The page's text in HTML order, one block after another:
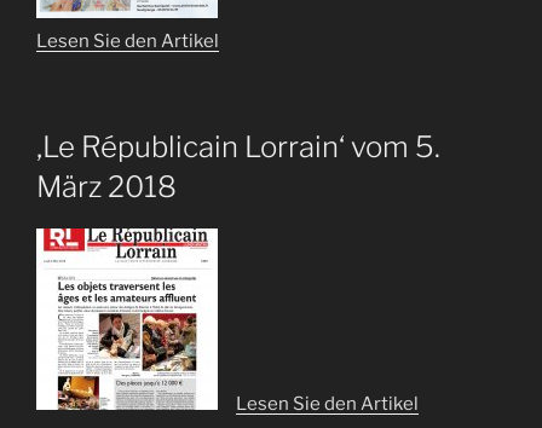
Lesen Sie den Artikel
‚Le Républicain Lorrain‘ vom 5.
März 2018
Lesen Sie den Artikel